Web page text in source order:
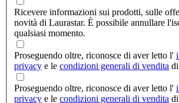
Ricevere informazioni sui prodotti, sulle
novità di Laurastar. È possibile annullare
qualsiasi momento.
Proseguendo oltre, riconosce di aver letto l'
privacy e le condizioni generali di vendita
Proseguendo oltre, riconosce di aver letto l'
privacy e le condizioni generali di vendita